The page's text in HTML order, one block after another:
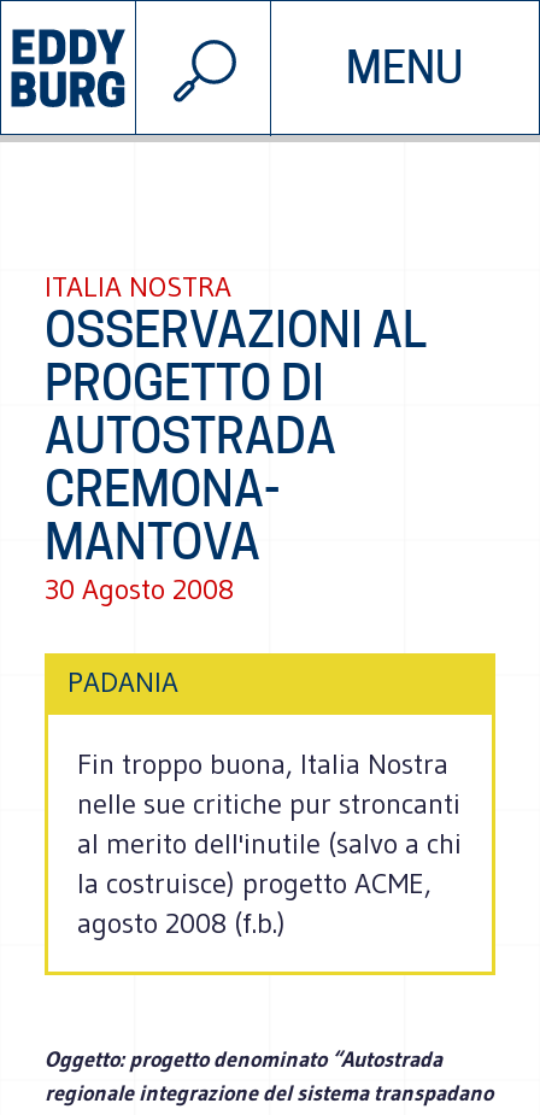
MENU
INIZIATIVE CHI SIAMO
© 2026 EDDYBURG
ITALIA NOSTRA
OSSERVAZIONI AL
PROGETTO DI
AUTOSTRADA
CREMONA-
MANTOVA
30 Agosto 2008
PADANIA
Fin troppo buona, Italia Nostra
nelle sue critiche pur stroncanti
al merito dell'inutile (salvo a chi
la costruisce) progetto ACME,
agosto 2008 (f.b.)
Oggetto: progetto denominato “Autostrada
regionale integrazione del sistema transpadano